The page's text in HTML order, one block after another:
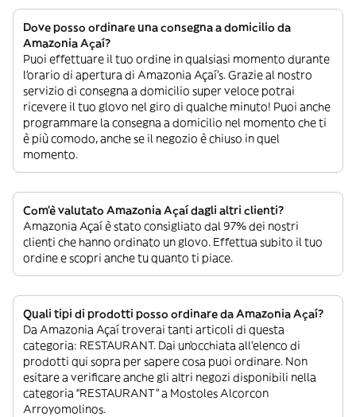
Dove posso ordinare una consegna a domicilio da
Amazonia Açaí?
Puoi effettuare il tuo ordine in qualsiasi momento durante
l’orario di apertura di Amazonia Açaí’s. Grazie al nostro
servizio di consegna a domicilio super veloce potrai
ricevere il tuo glovo nel giro di qualche minuto! Puoi anche
programmare la consegna a domicilio nel momento che ti
è più comodo, anche se il negozio è chiuso in quel
momento.
Com’è valutato Amazonia Açaí dagli altri clienti?
Amazonia Açaí è stato consigliato dal 97% dei nostri
clienti che hanno ordinato un glovo. Effettua subito il tuo
ordine e scopri anche tu quanto ti piace.
Quali tipi di prodotti posso ordinare da Amazonia Açaí?
Da Amazonia Açaí troverai tanti articoli di questa
categoria: RESTAURANT. Dai un’occhiata all’elenco di
prodotti qui sopra per sapere cosa puoi ordinare. Non
esitare a verificare anche gli altri negozi disponibili nella
categoria “RESTAURANT” a Mostoles Alcorcon
Arroyomolinos.